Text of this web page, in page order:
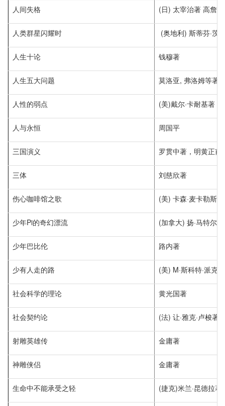
人间失格 (日) 太宰治著 高詹
人类群星闪耀时 (奥地利) 斯蒂芬·茨
人生十论 钱穆著
人生五大问题 莫洛亚, 弗洛姆等著
人性的弱点 (美)戴尔·卡耐基著
人与永恒 周国平
三国演义 罗贯中著，明黄正
三体 刘慈欣著
伤心咖啡馆之歌 (美) 卡森·麦卡勒斯著
少年Pi的奇幻漂流 (加拿大) 扬·马特尔
少年巴比伦 路内著
少有人走的路 (美) M·斯科特·派克
社会科学的理论 黄光国著
社会契约论 (法) 让·雅克·卢梭著
射雕英雄传 金庸著
神雕侠侣 金庸著
生命中不能承受之轻 (捷克)米兰·昆德拉